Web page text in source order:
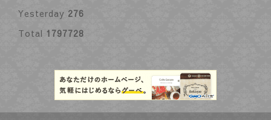
Yesterday 276
Total 1797728